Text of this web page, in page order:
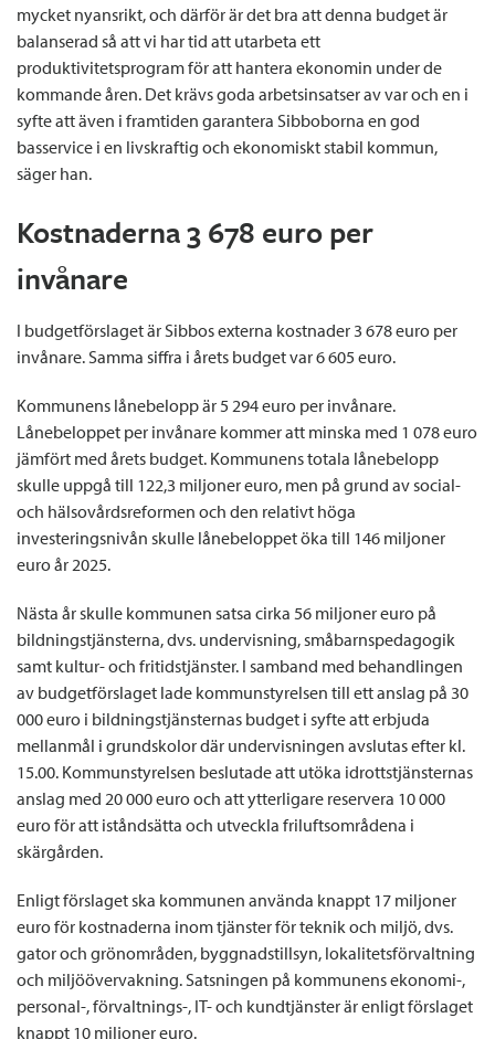
mycket nyansrikt, och därför är det bra att denna budget är
balanserad så att vi har tid att utarbeta ett
produktivitetsprogram för att hantera ekonomin under de
kommande åren. Det krävs goda arbetsinsatser av var och en i
syfte att även i framtiden garantera Sibboborna en god
basservice i en livskraftig och ekonomiskt stabil kommun,
säger han.
Kostnaderna 3 678 euro per
invånare
I budgetförslaget är Sibbos externa kostnader 3 678 euro per
invånare. Samma siffra i årets budget var 6 605 euro.
Kommunens lånebelopp är 5 294 euro per invånare.
Lånebeloppet per invånare kommer att minska med 1 078 euro
jämfört med årets budget. Kommunens totala lånebelopp
skulle uppgå till 122,3 miljoner euro, men på grund av social-
och hälsovårdsreformen och den relativt höga
investeringsnivån skulle lånebeloppet öka till 146 miljoner
euro år 2025.
Nästa år skulle kommunen satsa cirka 56 miljoner euro på
bildningstjänsterna, dvs. undervisning, småbarnspedagogik
samt kultur- och fritidstjänster. I samband med behandlingen
av budgetförslaget lade kommunstyrelsen till ett anslag på 30
000 euro i bildningstjänsternas budget i syfte att erbjuda
mellanmål i grundskolor där undervisningen avslutas efter kl.
15.00. Kommunstyrelsen beslutade att utöka idrottstjänsternas
anslag med 20 000 euro och att ytterligare reservera 10 000
euro för att iståndsätta och utveckla friluftsområdena i
skärgården.
Enligt förslaget ska kommunen använda knappt 17 miljoner
euro för kostnaderna inom tjänster för teknik och miljö, dvs.
gator och grönområden, byggnadstillsyn, lokalitetsförvaltning
och miljöövervakning. Satsningen på kommunens ekonomi-,
personal-, förvaltnings-, IT- och kundtjänster är enligt förslaget
knappt 10 miljoner euro.